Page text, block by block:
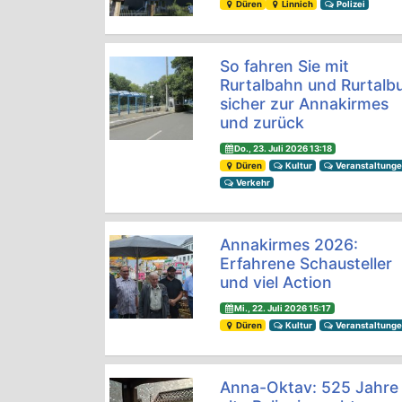
Düren
Linnich Polizei
So fahren Sie mit
Rurtalbahn und
sicher zur Annakirmes
und zurück
Do., 23. Juli 2026 13:18
Düren
Kultur
Verkehr
Annakirmes 2026:
Erfahrene Schausteller
und viel Action
Mi., 22. Juli 2026 15:17
Düren
Kultur
Anna-Oktav: 525 Jahre